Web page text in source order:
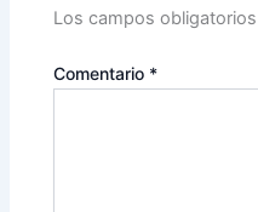
Los campos
Comentario *